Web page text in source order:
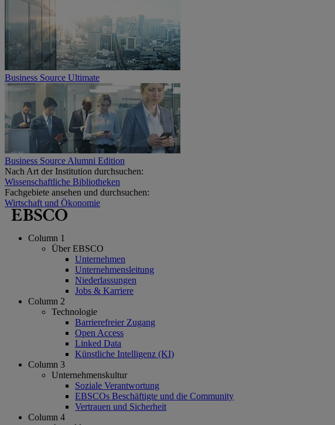
Business Source Ultimate
Business Source Alumni Edition
Nach Art der Institution durchsuchen:
Wissenschaftliche Bibliotheken
Fachgebiete ansehen und durchsuchen:
Wirtschaft und Ökonomie
Column 1
Über EBSCO
Unternehmen
Unternehmensleitung
Niederlassungen
Jobs & Karriere
Column 2
Technologie
Barrierefreier Zugang
Open Access
Linked Data
Künstliche Intelligenz (KI)
Column 3
Unternehmenskultur
Soziale Verantwortung
EBSCOs Beschäftigte und die Community
Vertrauen und Sicherheit
Column 4